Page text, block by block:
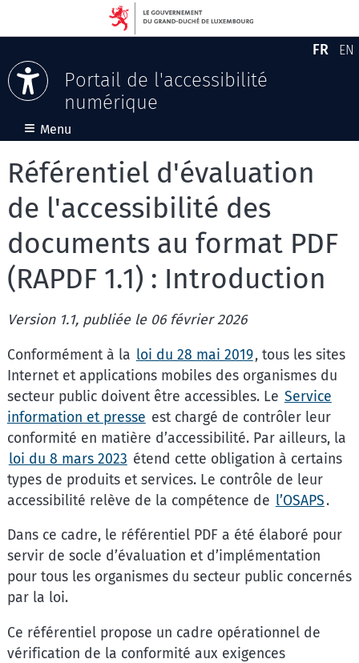
Portail de l'accessibilité
numérique
FR EN
≡ Menu
Référentiel d'évaluation
de l'accessibilité des
documents au format PDF
(RAPDF 1.1) : Introduction
Version 1.1, publiée le 06 février 2026
Conformément à la loi du 28 mai 2019, tous les sites
Internet et applications mobiles des organismes du
secteur public doivent être accessibles. Le Service
information et presse est chargé de contrôler leur
conformité en matière d’accessibilité. Par ailleurs, la
loi du 8 mars 2023 étend cette obligation à certains
types de produits et services. Le contrôle de leur
accessibilité relève de la compétence de l’OSAPS.
Dans ce cadre, le référentiel PDF a été élaboré pour
servir de socle d’évaluation et d’implémentation
pour tous les organismes du secteur public concernés
par la loi.
Ce référentiel propose un cadre opérationnel de
vérification de la conformité aux exigences